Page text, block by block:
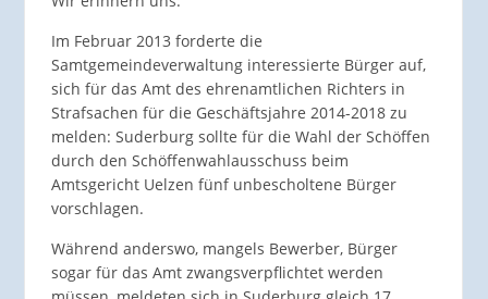
Im Februar 2013 forderte die
Samtgemeindeverwaltung interessierte Bürger auf,
sich für das Amt des ehrenamtlichen Richters in
Strafsachen für die Geschäftsjahre 2014-2018 zu
melden: Suderburg sollte für die Wahl der Schöffen
durch den Schöffenwahlausschuss beim
Amtsgericht Uelzen fünf unbescholtene Bürger
vorschlagen.
Während anderswo, mangels Bewerber, Bürger
sogar für das Amt zwangsverpflichtet werden